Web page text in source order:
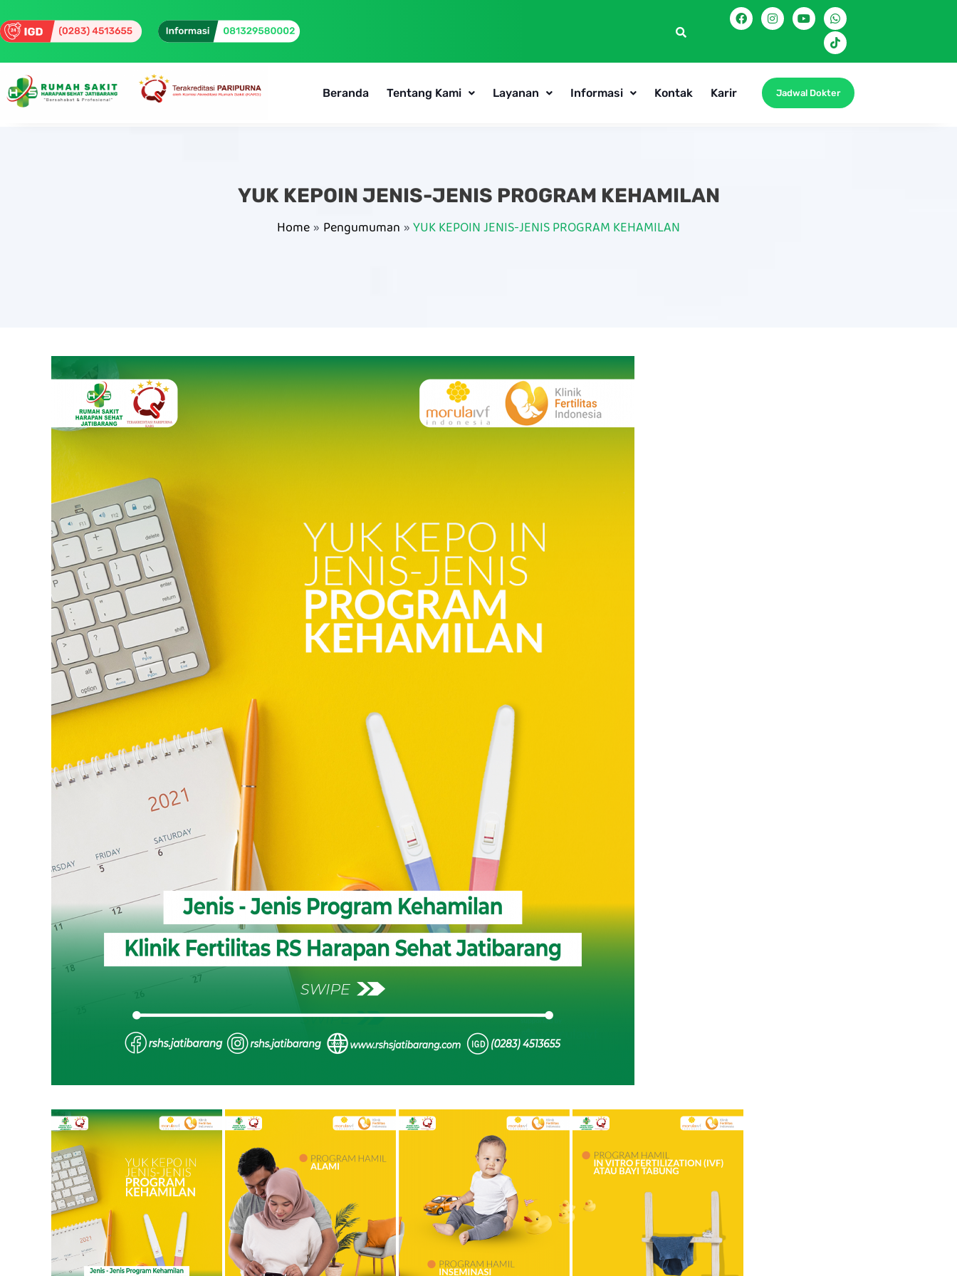
Beranda Tentang Kami Layanan Informasi Kontak Karir Jadwal Dokter
Home Pengumuman YUK KEPOIN JENIS-JENIS PROGRAM KEHAMILAN
YUK KEPOIN JENIS-JENIS PROGRAM KEHAMILAN